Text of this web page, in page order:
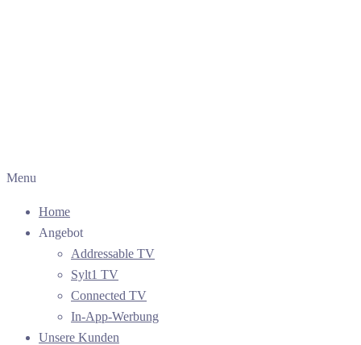
Menu
Home
Angebot
Addressable TV
Sylt1 TV
Connected TV
In-App-Werbung
Unsere Kunden